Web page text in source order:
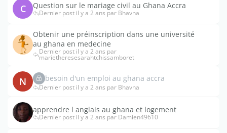
C Question sur le mariage civil au Ghana Accra
Dernier post il y a 2 ans par Bhavna
Obtenir une préinscription dans une université
au ghana en medecine
Dernier post il y a 2 ans par
marietheresesarahtchissamboret
N besoin d'un emploi au ghana accra
Dernier post il y a 2 ans par Bhavna
apprendre l anglais au ghana et logement
Dernier post il y a 2 ans par Damien49610